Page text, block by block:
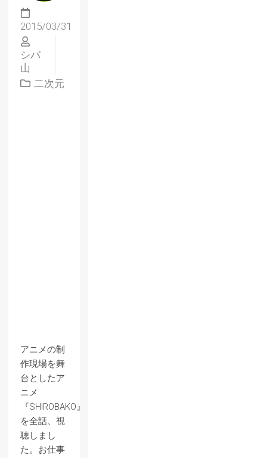
2015/03/31
シバ
山
二次元
アニメの制
作現場を舞
台としたア
ニメ
『SHIROBAKO』
を全話、視
聴しまし
た。お仕事